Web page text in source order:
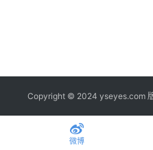
Copyright © 2024 yseyes.com
微博